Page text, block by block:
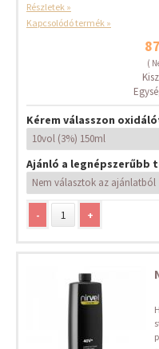
Részletek »
Kapcsolódó termék »
(
Kérem válasszon
Ajánló a legnépszerűbb
- +